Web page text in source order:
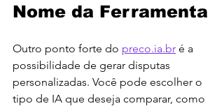
Nome da Ferramenta
Outro ponto forte do preco.ia.br é a
possibilidade de gerar disputas
personalizadas. Você pode escolher o
tipo de IA que deseja comparar, como